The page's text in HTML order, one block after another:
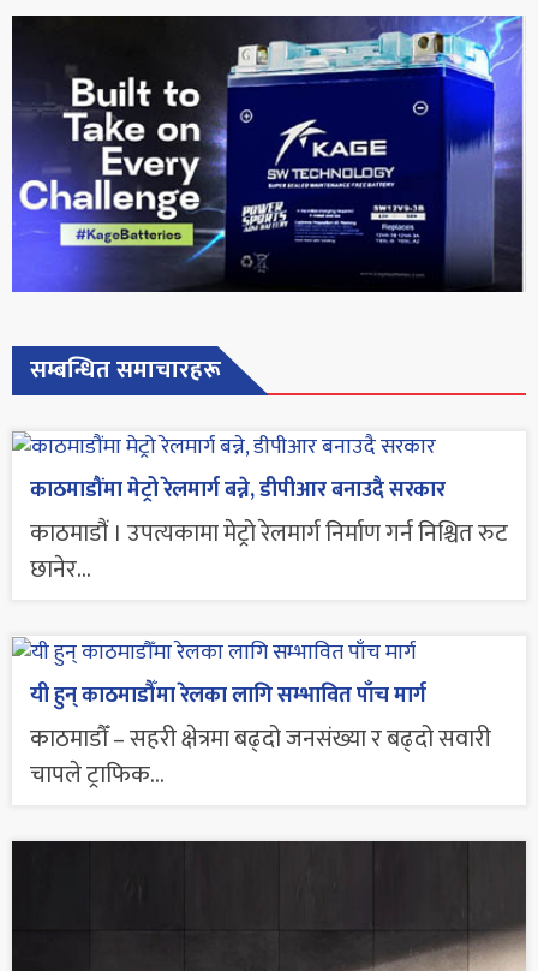
सम्बन्धित समाचारहरू
काठमाडौंमा मेट्रो रेलमार्ग बन्ने, डीपीआर बनाउदै सरकार
काठमाडौं । उपत्यकामा मेट्रो रेलमार्ग निर्माण गर्न निश्चित रुट
छानेर...
यी हुन् काठमाडौँमा रेलका लागि सम्भावित पाँच मार्ग
काठमाडौँ – सहरी क्षेत्रमा बढ्दो जनसंख्या र बढ्दो सवारी
चापले ट्राफिक...